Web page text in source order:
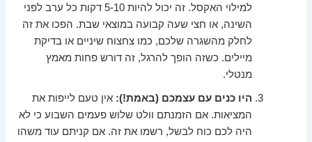
למילוי האקסל. זה יכול להיות 5-10 דקות כל ערב לפני
השינה, או חצי שעה קבועה במוצאי שבת. הפכו את זה
לחלק מהשגרה שלכם, כמו צחצוח שיניים או בדיקת
מיילים. כשזה הופך להרגל, זה דורש פחות מאמץ
מנטלי.
היו כנים עם עצמכם (באמת!): אין טעם לייפות את
המציאות. אם הזמנתם וולט שלוש פעמים השבוע כי לא
היה לכם כוח לבשל, רשמו את זה. אם קניתם עוד משהו